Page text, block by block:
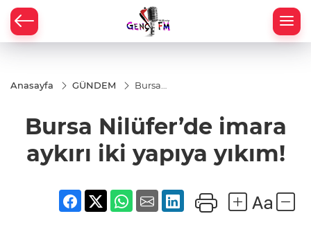
Anasayfa GÜNDEM
Bursa
aykırı iki
yapıya
Bursa Nilüfer’de imara
aykırı iki yapıya yıkım!